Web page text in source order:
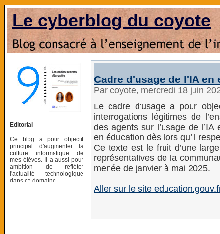
Le cyberblog du coyote
Editorial
Ce blog a pour objectif
principal d'augmenter la
culture informatique de
mes élèves. Il a aussi pour
ambition de refléter
l'actualité technologique
dans ce domaine.
Cadre d'usage de l'IA en
Par coyote, mercredi 18 juin
Le cadre d'usage a pour
interrogations légitimes de
des agents sur l’usage de
en éducation dès lors qu’il
Ce texte est le fruit d’une
représentatives de la
menée de janvier à mai 2025.
Aller sur le site